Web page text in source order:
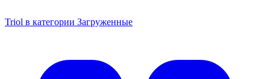
Triol в категории Загруженные